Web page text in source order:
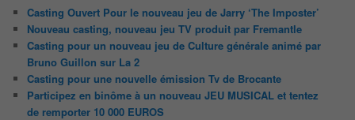
Casting Ouvert Pour le nouveau jeu de Jarry ‘The Imposter’
Nouveau casting, nouveau jeu TV produit par Fremantle
Casting pour un nouveau jeu de Culture générale animé par
Bruno Guillon sur La 2
Casting pour une nouvelle émission Tv de Brocante
Participez en binôme à un nouveau JEU MUSICAL et tentez
de remporter 10 000 EUROS